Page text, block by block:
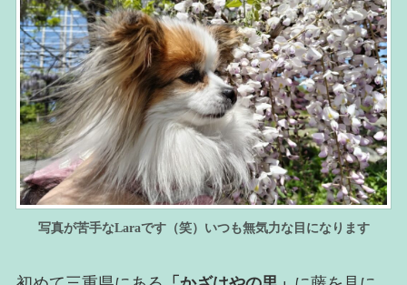
写真が苦手なLaraです（笑）いつも無気力な目になります